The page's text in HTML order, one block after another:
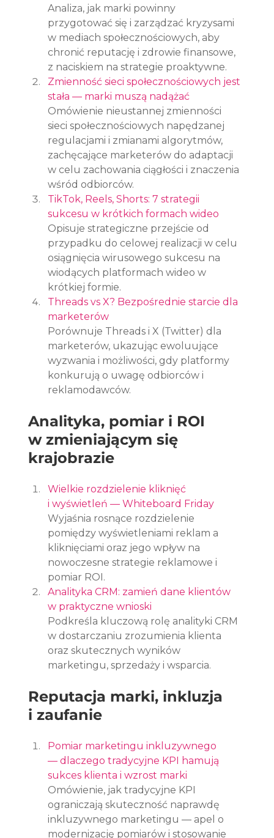
Analiza, jak marki powinny
przygotować się i zarządzać kryzysami
w mediach społecznościowych, aby
chronić reputację i zdrowie finansowe,
z naciskiem na strategie proaktywne.
Zmienność sieci społecznościowych jest
stała — marki muszą nadążać
Omówienie nieustannej zmienności
sieci społecznościowych napędzanej
regulacjami i zmianami algorytmów,
zachęcające marketerów do adaptacji
w celu zachowania ciągłości i znaczenia
wśród odbiorców.
TikTok, Reels, Shorts: 7 strategii
sukcesu w krótkich formach wideo
Opisuje strategiczne przejście od
przypadku do celowej realizacji w celu
osiągnięcia wirusowego sukcesu na
wiodących platformach wideo w
krótkiej formie.
Threads vs X? Bezpośrednie starcie dla
marketerów
Porównuje Threads i X (Twitter) dla
marketerów, ukazując ewoluujące
wyzwania i możliwości, gdy platformy
konkurują o uwagę odbiorców i
reklamodawców.
Analityka, pomiar i ROI
w zmieniającym się
krajobrazie
Wielkie rozdzielenie kliknięć
i wyświetleń — Whiteboard Friday
Wyjaśnia rosnące rozdzielenie
pomiędzy wyświetleniami reklam a
kliknięciami oraz jego wpływ na
nowoczesne strategie reklamowe i
pomiar ROI.
Analityka CRM: zamień dane klientów
w praktyczne wnioski
Podkreśla kluczową rolę analityki CRM
w dostarczaniu zrozumienia klienta
oraz skutecznych wyników
marketingu, sprzedaży i wsparcia.
Reputacja marki, inkluzja
i zaufanie
Pomiar marketingu inkluzywnego
— dlaczego tradycyjne KPI hamują
sukces klienta i wzrost marki
Omówienie, jak tradycyjne KPI
ograniczają skuteczność naprawdę
inkluzywnego marketingu — apel o
modernizację pomiarów i stosowanie